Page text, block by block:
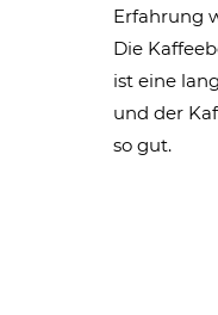
Erfahrung
Die
ist eine
und der
so gut.